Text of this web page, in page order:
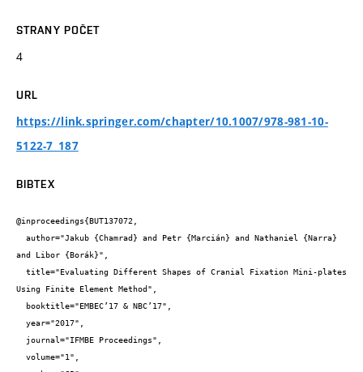
STRANY POČET
4
URL
https://link.springer.com/chapter/10.1007/978-981-10-
5122-7_187
BIBTEX
@inproceedings{BUT137072,
and Libor {Borák}",
Using Finite Element Method",